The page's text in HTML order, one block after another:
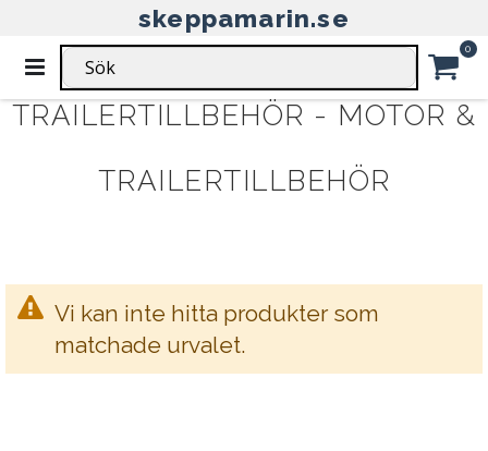
skeppamarin.se
Växla
Nav
0
MOTOR & TRAILERTILLBEHÖR
TRAILERTILLBEHÖR
TRAILERTILLBEHÖR - MOTOR &
TRAILERTILLBEHÖR
Vi kan inte hitta produkter som
matchade urvalet.